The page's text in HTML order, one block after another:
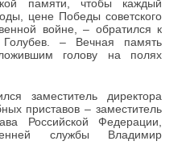
памяти, чтобы каждый
цене Победы советского
войне, – обратился к
– Вечная память
голову на полях
заместитель директора
приставов – заместитель
Российской Федерации,
службы Владимир